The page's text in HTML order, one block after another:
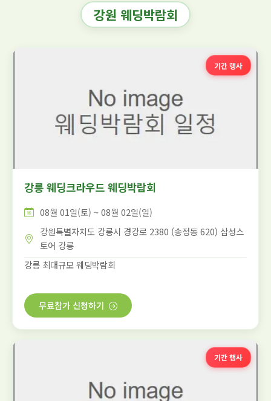
강원 웨딩박람회
기간 행사
강릉 웨딩크라우드 웨딩박람회
08월 01일(토) ~ 08월 02일(일)
강원특별자치도 강릉시 경강로 2380 (송정동 620) 삼성스
토어 강릉
강릉 최대규모 웨딩박람회
무료참가 신청하기
기간 행사